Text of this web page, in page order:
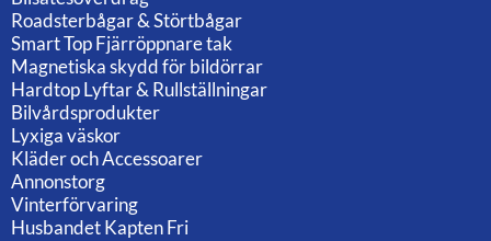
Roadsterbågar & Störtbågar
Smart Top Fjärröppnare tak
Magnetiska skydd för bildörrar
Hardtop Lyftar & Rullställningar
Bilvårdsprodukter
Lyxiga väskor
Kläder och Accessoarer
Annonstorg
Vinterförvaring
Husbandet Kapten Fri